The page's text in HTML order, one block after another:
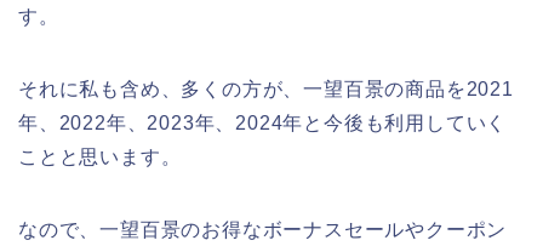
す。
それに私も含め、多くの方が、一望百景の商品を2021
年、2022年、2023年、2024年と今後も利用していく
ことと思います。
なので、一望百景のお得なボーナスセールやクーポン